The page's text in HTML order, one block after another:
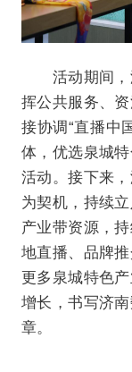
活动期间，
挥公共服务、
接协调“直播中
体，优选泉城
活动。接下来
为契机，持续
产业带资源，
地直播、品牌
更多泉城特色
增长，书写济
章。